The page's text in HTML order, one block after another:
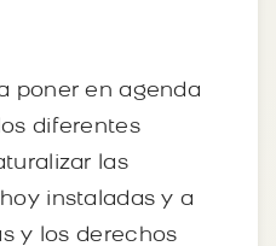
poner en agenda
diferentes
las
instaladas y a
y los derechos